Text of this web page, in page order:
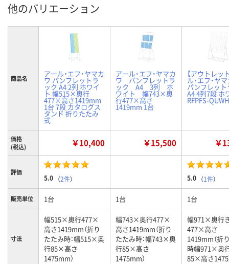
他のバリエーション
商品名 アール・エフ・ヤマカ
ワ パンフレットラ
ック A4 2列 ホワイ
ト 幅515×奥行
477×高さ1419mm
1台 7段 カタログス
タンド 折りたたみ
式
アール・エフ・ヤマカ
ワ パンフレットラ
ック A4 3列 ホ
ワイト 幅743×奥
行477×高さ
1419mm 1台
【アウトレッ
ル・エフ・ヤ
パンフレッ
A4 4列7段 ホ
RFPFS-
価格
(税込)
￥10,400 ￥15,500 ￥
評価
5.0 （2件） 5.0 （1件）
販売単位 1台 1台 1台
寸法
幅515×奥行477×
高さ1419mm（折り
たたみ時：幅515×奥
行85×高さ
1475mm）
幅743×奥行477×
高さ1419mm（折り
たたみ時：幅743×奥
行85×高さ
1475mm）
幅971×奥行
477×高さ
1419mm（折
時幅971×奥
85×高さ1475